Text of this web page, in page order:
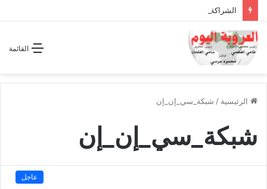
القائمة
الرئيسية / شبكة_سي_إن_إن
شبكة_سي_إن_إن
عاجل